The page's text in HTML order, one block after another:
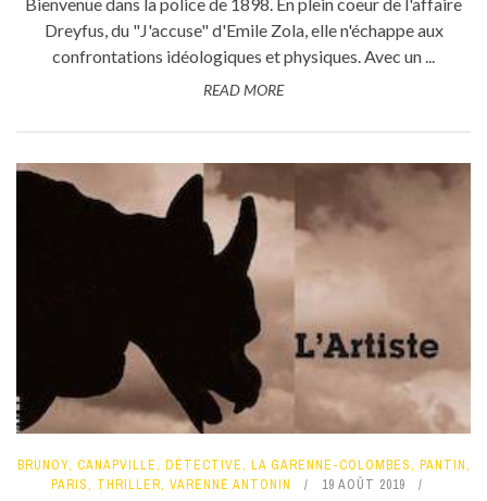
Dreyfus, du "J'accuse" d'Emile Zola, elle n'échappe aux
confrontations idéologiques et physiques. Avec un ...
READ MORE
BRUNOY, CANAPVILLE, DÉTECTIVE, LA GARENNE-COLOMBES, PANTIN,
PARIS, THRILLER, VARENNE ANTONIN 19 AOÛT 2019